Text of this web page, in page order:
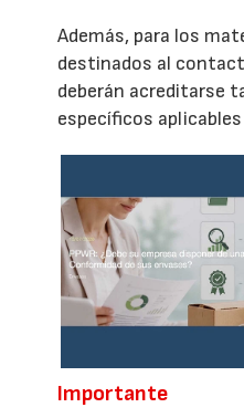
Además, para los
destinados al
deberán acreditarse
específicos
Importante